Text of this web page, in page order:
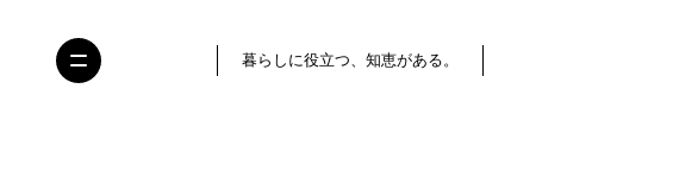
暮らしに役立つ、知恵がある。